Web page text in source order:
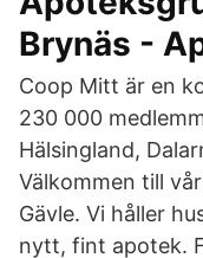
Brynäs -
Coop Mitt är en
230 000
Hälsingland,
Välkommen till
Gävle. Vi håller
nytt, fint apotek.